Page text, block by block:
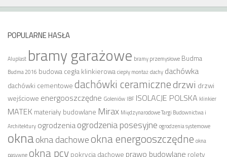
POPULARNE HASŁA
Aluplast bramy garażowe bramy przemysłowe Budma
Budma 2016 budowa cegła klinkierowaciepły montażdachy dachówka
dachówki cementowe dachówki ceramicznedrzwi drzwi
wejściowe energooszczędne Goleniów IBF ISOLACJE POLSKA klinkier
MATEK materiały budowlane Mirax Międzynarodowe Targi Budownictwa i
Architektury ogrodzeniaogrodzenia posesyjne ogrodzenia systemowe
oknaokna dachoweokna energooszczędne okna
pasywneokna pcv pokrycia dachowe prawo budowlane rolety